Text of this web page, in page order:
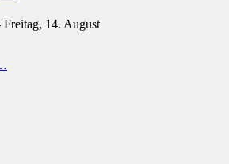
Freitag, 14. August